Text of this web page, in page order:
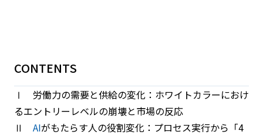
CONTENTS
Ⅰ 労働力の需要と供給の変化：ホワイトカラーにおけ
るエントリーレベルの崩壊と市場の反応
Ⅱ AIがもたらす人の役割変化：プロセス実行から「4